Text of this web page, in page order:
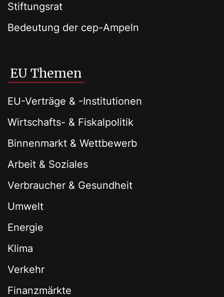
Stiftungsrat
Bedeutung der cep-Ampeln
EU Themen
EU-Verträge & -Institutionen
Wirtschafts- & Fiskalpolitik
Binnenmarkt & Wettbewerb
Arbeit & Soziales
Verbraucher & Gesundheit
Umwelt
Energie
Klima
Verkehr
Finanzmärkte